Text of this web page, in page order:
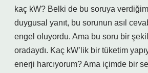
kaç kW? Belki de bu soruya
duygusal yanıt, bu sorunun asıl
engel oluyordu. Ama bu soru bir
oradaydı. Kaç kW’lik bir tüketim
enerji harcıyorum? Ama içimde bir